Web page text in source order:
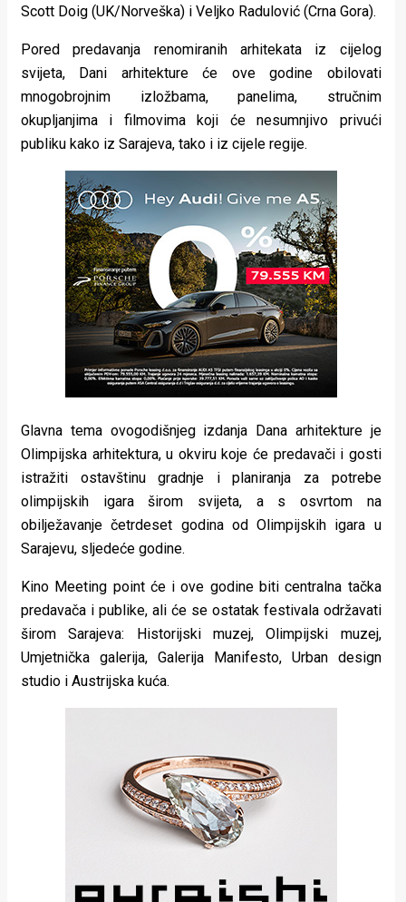
Scott Doig (UK/Norveška) i Veljko Radulović (Crna Gora).
Pored predavanja renomiranih arhitekata iz cijelog
svijeta, Dani arhitekture će ove godine obilovati
mnogobrojnim izložbama, panelima, stručnim
okupljanjima i filmovima koji će nesumnjivo privući
publiku kako iz Sarajeva, tako i iz cijele regije.
Glavna tema ovogodišnjeg izdanja Dana arhitekture je
Olimpijska arhitektura, u okviru koje će predavači i gosti
istražiti ostavštinu gradnje i planiranja za potrebe
olimpijskih igara širom svijeta, a s osvrtom na
obilježavanje četrdeset godina od Olimpijskih igara u
Sarajevu, sljedeće godine.
Kino Meeting point će i ove godine biti centralna tačka
predavača i publike, ali će se ostatak festivala održavati
širom Sarajeva: Historijski muzej, Olimpijski muzej,
Umjetnička galerija, Galerija Manifesto, Urban design
studio i Austrijska kuća.